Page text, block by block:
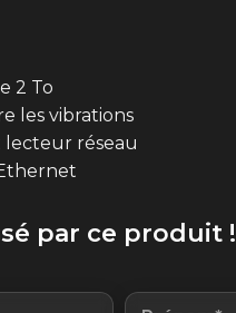
2 To
les vibrations
lecteur réseau
par ce produit !